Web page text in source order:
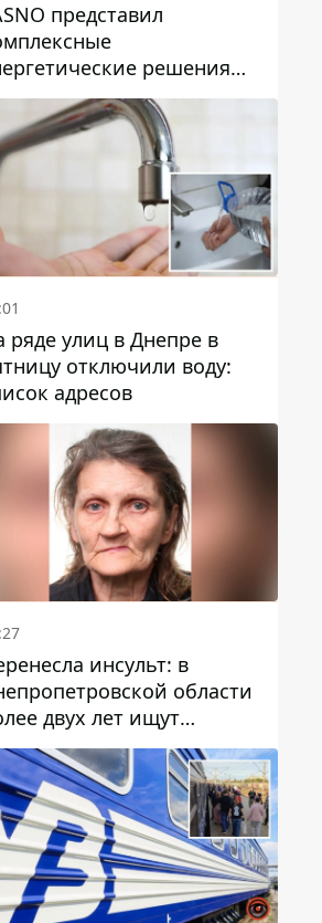
представил
решения
бизнеса в Днепре
ряде улиц в Днепре в
отключили воду:
адресов
инсульт: в
области
двух лет ищут
женщину